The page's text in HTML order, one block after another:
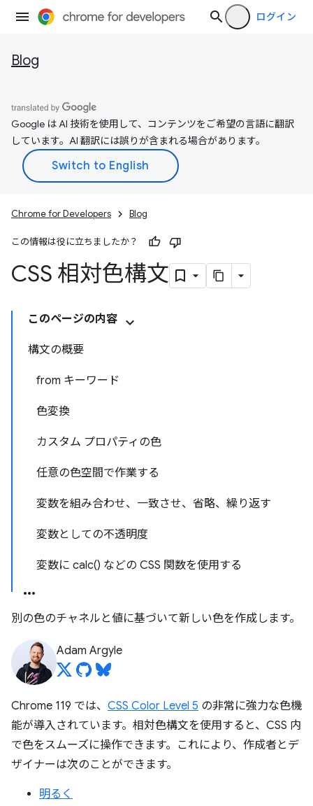
ログイン
Blog
Google は AI 技術を使用して、コンテンツをご希望の言語に翻訳
しています。AI 翻訳には誤りが含まれる場合があります。
Chrome for Developers Blog
この情報は役に立ちましたか？
CSS 相対色構文
このページの内容
構文の概要
from キーワード
色変換
カスタム プロパティの色
任意の色空間で作業する
変数を組み合わせ、一致させ、省略、繰り返す
変数としての不透明度
変数に calc() などの CSS 関数を使用する
別の色のチャネルと値に基づいて新しい色を作成します。
Adam Argyle
Chrome 119 では、 CSS Color Level 5 の非常に強力な色機
能が導入されています。相対色構文を使用すると、CSS 内
で色をスムーズに操作できます。これにより、作成者とデ
ザイナーは次のことができます。
明るく